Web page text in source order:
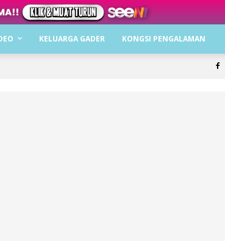
KELUARGA GADER KONGSI PENGALAMAN